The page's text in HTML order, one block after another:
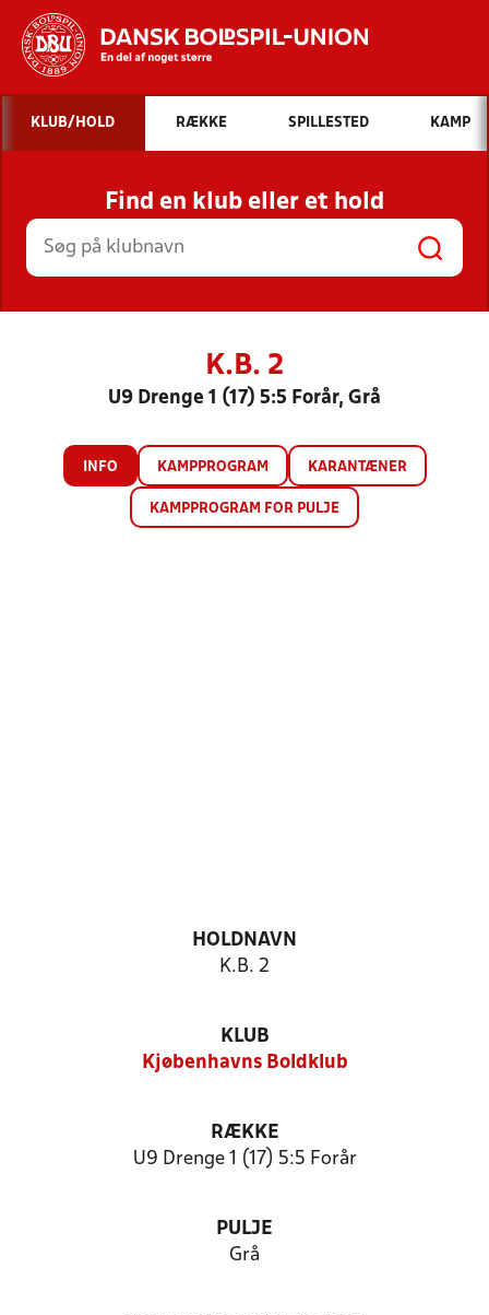
Hvad vil du søge efter?
INDHOLD OG NYHEDER
STILLINGER, RESULTATER, KLUBBER OG
HOLD
KLUB/HOLD RÆKKE SPILLESTED KAMP
Find en klub eller et hold
K.B. 2
U9 Drenge 1 (17) 5:5 Forår, Grå
INFO KAMPPROGRAM KARANTÆNER
KAMPPROGRAM FOR PULJE
HOLDNAVN
K.B. 2
KLUB
Kjøbenhavns Boldklub
RÆKKE
U9 Drenge 1 (17) 5:5 Forår
PULJE
Grå